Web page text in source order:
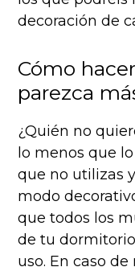
decoración de
Cómo
parezca
¿Quién no
lo menos que
que no utilizas
modo
que todos los
de tu
uso. En caso